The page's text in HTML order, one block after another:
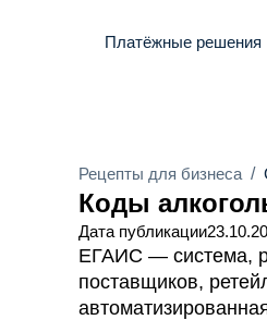
Платёжные решения
Рецепты для бизнеса /
Коды
Дата публикации
ЕГАИС — система,
поставщиков,